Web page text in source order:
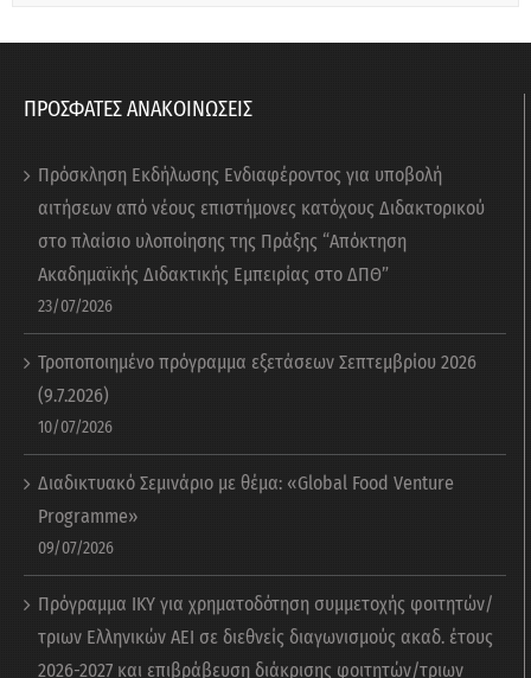
ΠΡΟΣΦΑΤΕΣ ΑΝΑΚΟΙΝΩΣΕΙΣ
Πρόσκληση Εκδήλωσης Ενδιαφέροντος για υποβολή
αιτήσεων από νέους επιστήμονες κατόχους Διδακτορικού
στο πλαίσιο υλοποίησης της Πράξης “Απόκτηση
Ακαδημαϊκής Διδακτικής Εμπειρίας στο ΔΠΘ”
23/07/2026
Τροποποιημένο πρόγραμμα εξετάσεων Σεπτεμβρίου 2026
(9.7.2026)
10/07/2026
Διαδικτυακό Σεμινάριο με θέμα: «Global Food Venture
Programme»
09/07/2026
Πρόγραμμα ΙΚΥ για χρηματοδότηση συμμετοχής φοιτητών/
τριων Ελληνικών ΑΕΙ σε διεθνείς διαγωνισμούς ακαδ. έτους
2026-2027 και επιβράβευση διάκρισης φοιτητών/τριων